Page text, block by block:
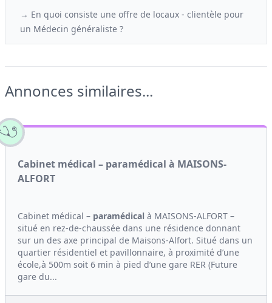
→ En quoi consiste une offre de locaux - clientèle pour
un Médecin généraliste ?
Annonces similaires...
Cabinet médical – paramédical à MAISONS-
ALFORT
Cabinet médical – paramédical à MAISONS-ALFORT –
situé en rez-de-chaussée dans une résidence donnant
sur un des axe principal de Maisons-Alfort. Situé dans un
quartier résidentiel et pavillonnaire, à proximité d’une
école,à 500m soit 6 min à pied d’une gare RER (Future
gare du...